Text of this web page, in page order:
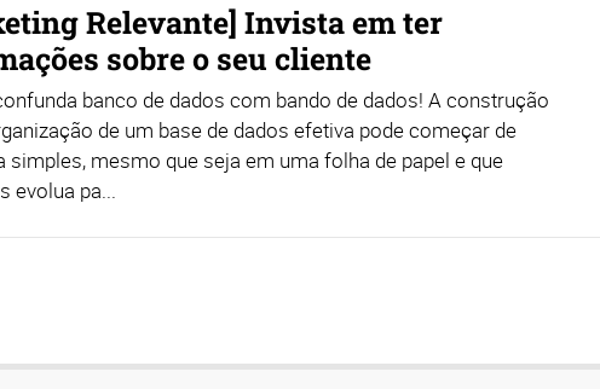
Relevante] Invista em ter
sobre o seu cliente
banco de dados com bando de dados! A construção
de um base de dados efetiva pode começar de
simples, mesmo que seja em uma folha de papel e que
evolua pa...